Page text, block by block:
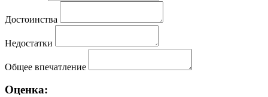
Достоинства
Недостатки
Общее впечатление
Оценка: